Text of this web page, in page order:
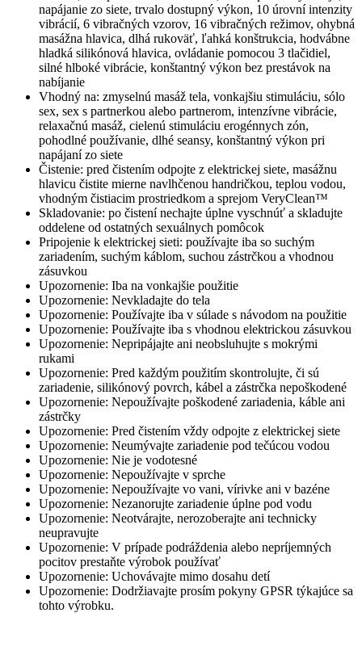
napájanie zo siete, trvalo dostupný výkon, 10 úrovní intenzity
vibrácií, 6 vibračných vzorov, 16 vibračných režimov, ohybná
masážna hlavica, dlhá rukoväť, ľahká konštrukcia, hodvábne
hladká silikónová hlavica, ovládanie pomocou 3 tlačidiel,
silné hlboké vibrácie, konštantný výkon bez prestávok na
nabíjanie
Vhodný na: zmyselnú masáž tela, vonkajšiu stimuláciu, sólo
sex, sex s partnerkou alebo partnerom, intenzívne vibrácie,
relaxačnú masáž, cielenú stimuláciu erogénnych zón,
pohodlné používanie, dlhé seansy, konštantný výkon pri
napájaní zo siete
Čistenie: pred čistením odpojte z elektrickej siete, masážnu
hlavicu čistite mierne navlhčenou handričkou, teplou vodou,
vhodným čistiacim prostriedkom a sprejom VeryClean™
Skladovanie: po čistení nechajte úplne vyschnúť a skladujte
oddelene od ostatných sexuálnych pomôcok
Pripojenie k elektrickej sieti: používajte iba so suchým
zariadením, suchým káblom, suchou zástrčkou a vhodnou
zásuvkou
Upozornenie: Iba na vonkajšie použitie
Upozornenie: Nevkladajte do tela
Upozornenie: Používajte iba v súlade s návodom na použitie
Upozornenie: Používajte iba s vhodnou elektrickou zásuvkou
Upozornenie: Nepripájajte ani neobsluhujte s mokrými
rukami
Upozornenie: Pred každým použitím skontrolujte, či sú
zariadenie, silikónový povrch, kábel a zástrčka nepoškodené
Upozornenie: Nepoužívajte poškodené zariadenia, káble ani
zástrčky
Upozornenie: Pred čistením vždy odpojte z elektrickej siete
Upozornenie: Neumývajte zariadenie pod tečúcou vodou
Upozornenie: Nie je vodotesné
Upozornenie: Nepoužívajte v sprche
Upozornenie: Nepoužívajte vo vani, vírivke ani v bazéne
Upozornenie: Nezanorujte zariadenie úplne pod vodu
Upozornenie: Neotvárajte, nerozoberajte ani technicky
neupravujte
Upozornenie: V prípade podráždenia alebo nepríjemných
pocitov prestaňte výrobok používať
Upozornenie: Uchovávajte mimo dosahu detí
Upozornenie: Dodržiavajte prosím pokyny GPSR týkajúce sa
tohto výrobku.